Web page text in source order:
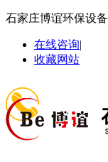
石家庄博谊环保设
在线咨询|
收藏网站